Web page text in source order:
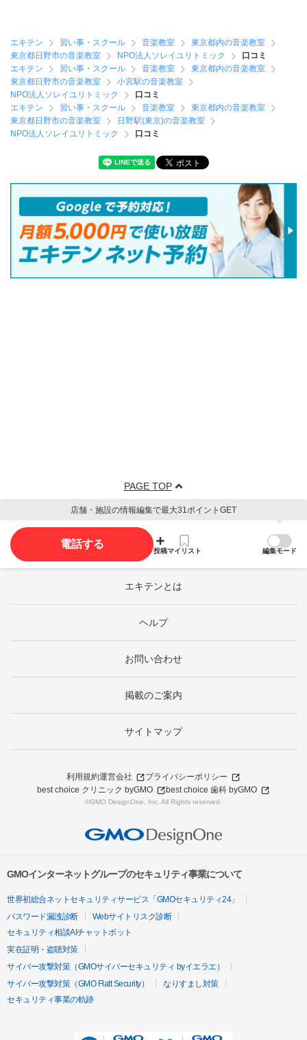
エキテン 習い事・スクール 音楽教室
東京都内の音楽教室
東京都日野市の音楽教室
NPO法人ソレイユリトミック
口コミ
エキテン
習い事・スクール 音楽教室
東京都内の音楽教室
東京都日野市の音楽教室
小宮駅の音楽教室
NPO法人ソレイユリトミック
口コミ
エキテン
習い事・スクール 音楽教室
東京都内の音楽教室
東京都日野市の音楽教室
日野駅(東京)の音楽教室
NPO法人ソレイユリトミック
口コミ
PAGE TOP
店舗・施設の情報編集で最大31ポイントGET
電話する
投稿マイリスト 編集モード
エキテンとは
ヘルプ
お問い合わせ
掲載のご案内
サイトマップ
利用規約運営会社
プライバシーポリシー
best choice クリニック byGMO
best choice 歯科 byGMO
©GMO DesignOne, Inc. All Rights reserved.
GMOインターネットグループのセキュリティ事業について
世界初総合ネットセキュリティサービス「GMOセキュリティ24」
パスワード漏洩診断
Webサイトリスク診断
セキュリティ相談AIチャットボット
実在証明・盗聴対策
サイバー攻撃対策（GMOサイバーセキュリティ byイエラエ）
サイバー攻撃対策（GMO Flatt Security）
なりすまし対策
セキュリティ事業の軌跡